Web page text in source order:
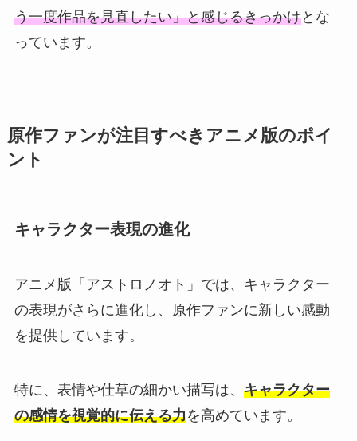
う一度作品を見直したい」と感じるきっかけとな
っています。
原作ファンが注目すべきアニメ版のポイ
ント
キャラクター表現の進化
アニメ版「アストロノオト」では、キャラクター
の表現がさらに進化し、原作ファンに新しい感動
を提供しています。
特に、表情や仕草の細かい描写は、 キャラクター
の感情を視覚的に伝える力を高めています。